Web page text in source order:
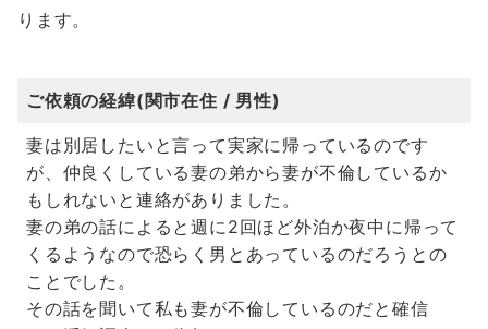
ります。
ご依頼の経緯(関市在住 / 男性)
妻は別居したいと言って実家に帰っているのです
が、仲良くしている妻の弟から妻が不倫しているか
もしれないと連絡がありました。
妻の弟の話によると週に2回ほど外泊か夜中に帰って
くるようなので恐らく男とあっているのだろうとの
ことでした。
その話を聞いて私も妻が不倫しているのだと確信